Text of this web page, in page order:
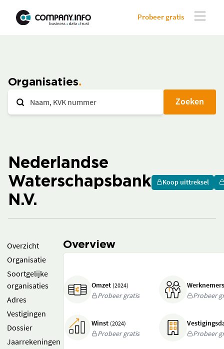
Probeer gratis
Organisaties
Zoeken
Nederlandse
Waterschapsbank
N.V.
Koop uittreksel
Overzicht
Organisatie
Soortgelijke
organisaties
Adres
Vestigingen
Dossier
Jaarrekeningen
Overview
Omzet (2024)
Probeer gratis
Probeer
Winst (2024)
Probeer gratis
Probeer